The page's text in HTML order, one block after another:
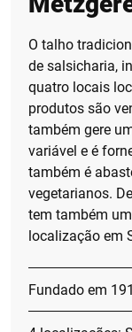
O talho
de salsicharia,
quatro locais
produtos são
também gere
variável e é
também é
vegetarianos.
tem também
localização em
Fundado em